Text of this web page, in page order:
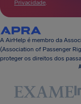
Privacidade.
A AirHelp é membro da
(Association of Passenger
proteger os direitos dos